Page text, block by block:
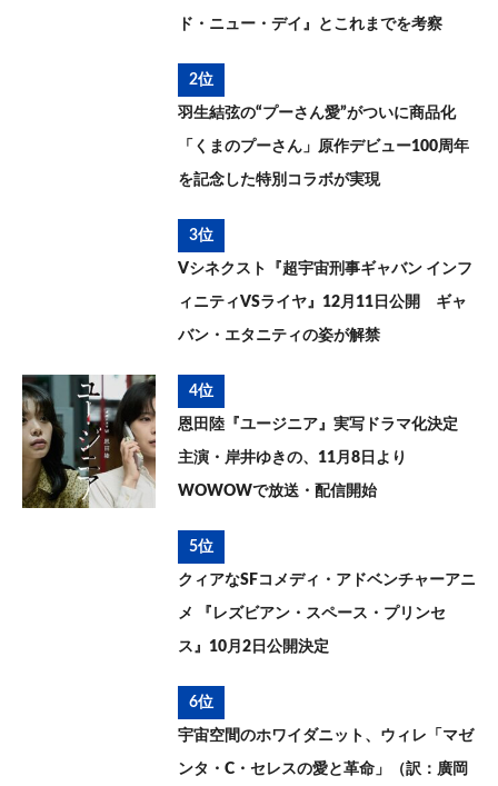
ド・ニュー・デイ』とこれまでを考察
2位
羽生結弦の“プーさん愛”がついに商品化
「くまのプーさん」原作デビュー100周年
を記念した特別コラボが実現
3位
Vシネクスト『超宇宙刑事ギャバン インフ
ィニティVSライヤ』12月11日公開 ギャ
バン・エタニティの姿が解禁
4位
恩田陸『ユージニア』実写ドラマ化決定
主演・岸井ゆきの、11月8日より
WOWOWで放送・配信開始
5位
クィアなSFコメディ・アドベンチャーアニ
メ 『レズビアン・スペース・プリンセ
ス』10月2日公開決定
6位
宇宙空間のホワイダニット、ウィレ「マゼ
ンタ・C・セレスの愛と革命」（訳：廣岡